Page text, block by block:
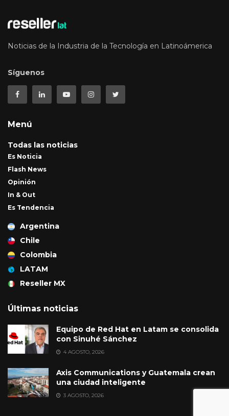
Noticias de la Industria de la Tecnología en Latinoámerica
Síguenos
Menú
Todas las noticias
Es Noticia
Flash News
Opinión
In & Out
Es Tendencia
Argentina
Chile
Colombia
LATAM
Reseller MX
Últimas noticias
Equipo de Red Hat en Latam se consolida
con Sinuhé Sánchez
4 AGOSTO, 2026
Axis Communications y Guatemala crean
una ciudad inteligente
3 AGOSTO, 2026